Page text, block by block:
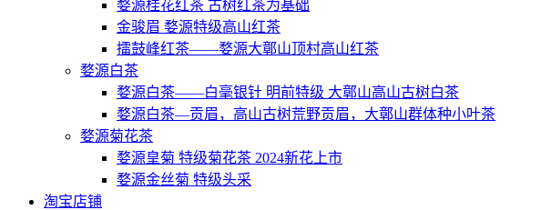
婺源桂花红茶 古树红茶为基础
金骏眉 婺源特级高山红茶
擂鼓峰红茶——婺源大鄣山顶村高山红茶
婺源白茶
婺源白茶——白毫银针 明前特级 大鄣山高山古树白茶
婺源白茶—贡眉，高山古树荒野贡眉，大鄣山群体种小叶茶
婺源菊花茶
婺源皇菊 特级菊花茶 2024新花上市
婺源金丝菊 特级头采
淘宝店铺